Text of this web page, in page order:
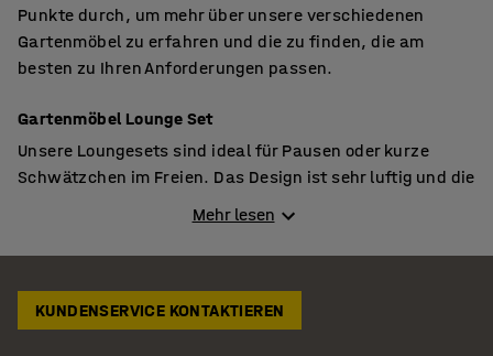
Punkte durch, um mehr über unsere verschiedenen
Gartenmöbel zu erfahren und die zu finden, die am
besten zu Ihren Anforderungen passen.
Gartenmöbel Lounge Set
Unsere Loungesets sind ideal für Pausen oder kurze
Schwätzchen im Freien. Das Design ist sehr luftig und die
klaren Linien fügen sich in die meisten Umgebungen ein.
Jedes Set besteht aus einem 5-Sitz-Ecksofa und einem
quadratischen Kaffeetisch. Die Tischplatten sind aus
erhältlich. Beide Materialien lassen sich leicht Pflegen.
Die Ecksofas und Tische haben einen Aluminium-Rahmen
Mehr lesen
KUNDENSERVICE KONTAKTIEREN